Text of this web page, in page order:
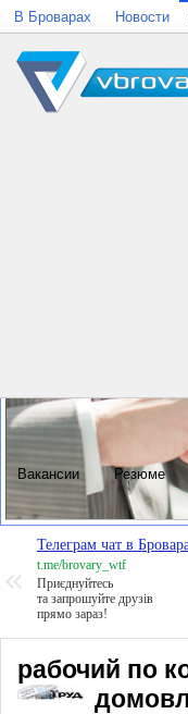
Телеграм чат в
t.me/brovary_wtf
Приєднуйтесь
та запрошуйте друзів
прямо зараз!
рабочий по
В Броварах Новости
Вакансии Резюме